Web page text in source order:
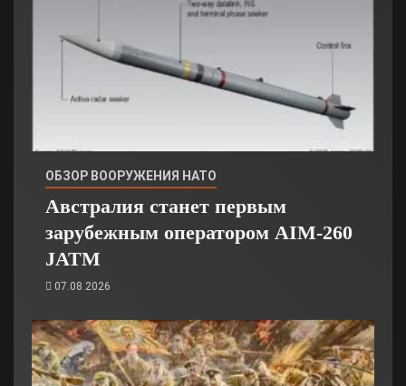
ОБЗОР ВООРУЖЕНИЯ НАТО
Австралия станет первым
зарубежным оператором AIM-260
JATM
07.08.2026